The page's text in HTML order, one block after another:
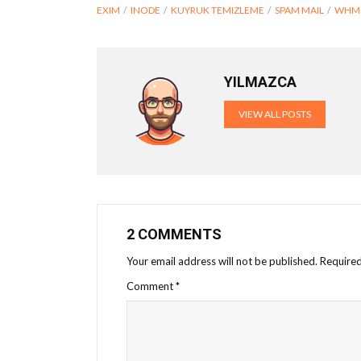
EXIM INODE KUYRUK TEMIZLEME SPAM MAIL WHM
YILMAZCA
VIEW ALL POSTS
2 COMMENTS
Your email address will not be published.
Comment*